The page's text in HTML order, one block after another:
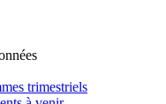
trimestriels